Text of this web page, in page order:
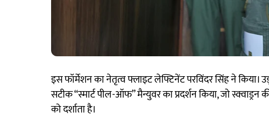
इस फॉर्मेशन का नेतृत्व फ्लाइट लेफ्टिनेंट परविंदर सिंह ने
सटीक “स्मार्ट पील-ऑफ” मैन्युवर का प्रदर्शन किया, जो स्क्वाड्रन
को दर्शाता है।